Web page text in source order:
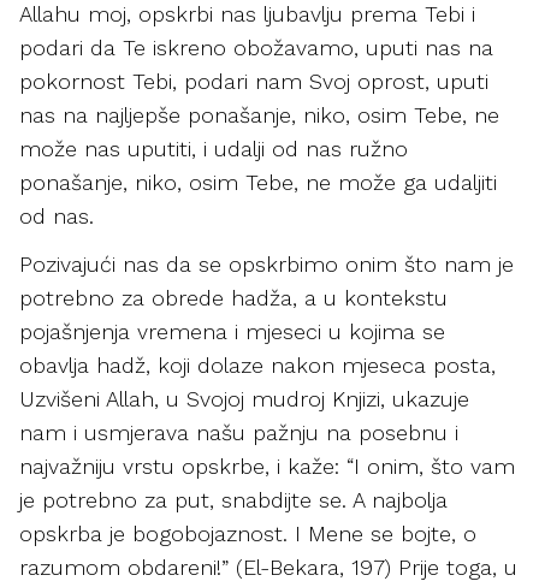
Allahu moj, opskrbi nas ljubavlju prema Tebi i
podari da Te iskreno obožavamo, uputi nas na
pokornost Tebi, podari nam Svoj oprost, uputi
nas na najljepše ponašanje, niko, osim Tebe, ne
može nas uputiti, i udalji od nas ružno
ponašanje, niko, osim Tebe, ne može ga udaljiti
od nas.
Pozivajući nas da se opskrbimo onim što nam je
potrebno za obrede hadža, a u kontekstu
pojašnjenja vremena i mjeseci u kojima se
obavlja hadž, koji dolaze nakon mjeseca posta,
Uzvišeni Allah, u Svojoj mudroj Knjizi, ukazuje
nam i usmjerava našu pažnju na posebnu i
najvažniju vrstu opskrbe, i kaže: “I onim, što vam
je potrebno za put, snabdijte se. A najbolja
opskrba je bogobojaznost. I Mene se bojte, o
razumom obdareni!” (El-Bekara, 197) Prije toga, u